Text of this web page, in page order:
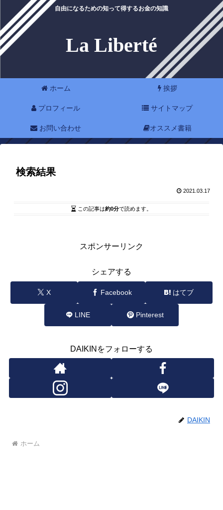
自由になるための知って得するお金の知識
La Liberté
ホーム 挨拶
プロフィール サイトマップ
お問い合わせ オススメ書籍
検索結果
2021.03.17
この記事は約0分で読めます。
スポンサーリンク
シェアする
X Facebook はてブ
LINE Pinterest
DAIKINをフォローする
DAIKIN
ホーム